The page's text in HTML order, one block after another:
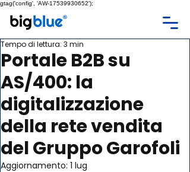
gtag('config', 'AW-17539930652');
Portale B2B su
AS/400: la
digitalizzazione
della rete vendita
del Gruppo Garofoli
Tempo di lettura: 3 min
Aggiornamento: 1 lug